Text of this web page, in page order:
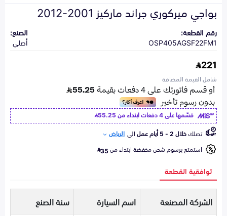
بواجي ميركوري جراند ماركيز 2001-2012
رقم القطعة:
OSP405AGSF22FM1
الصنع:
أصلي
221
شامل القيمة المضافة
قسّمها على 4 دفعات ابتداء من
55.25
تصلكخلال 2 - 5 أيام عمل الى الرياض
استمتع برسوم شحن مخفضة ابتداء من35
توافقية القطعة
الشركة المصنعة اسم السيارة
سنة الصنع